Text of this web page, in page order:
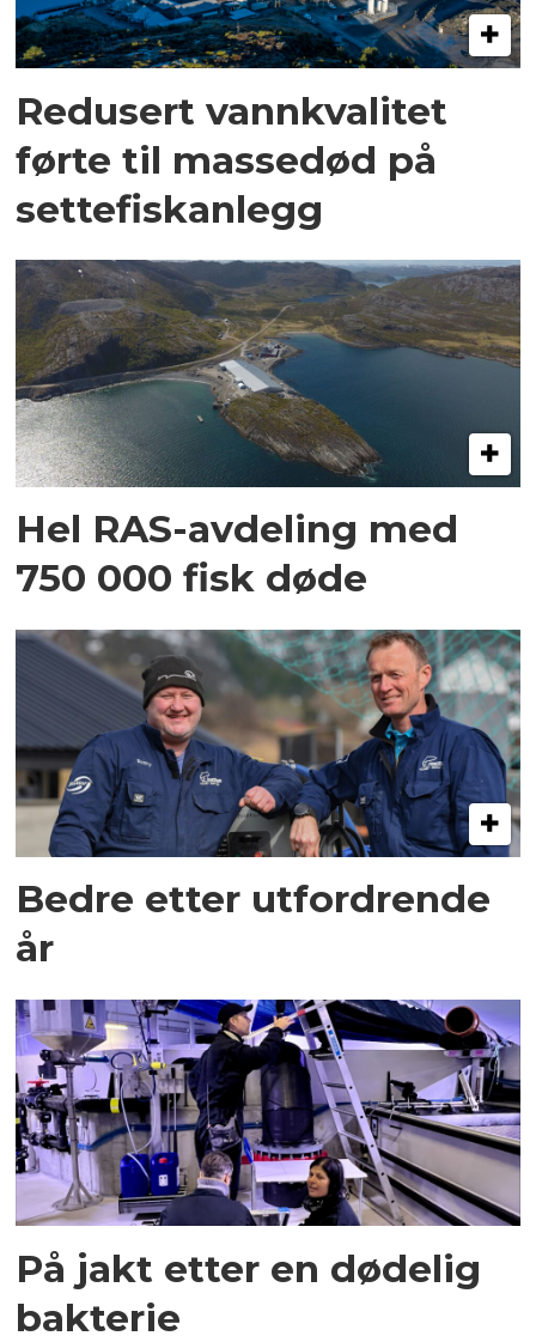
Redusert vannkvalitet
førte til massedød på
settefiskanlegg
Hel RAS-avdeling med
750 000 fisk døde
Bedre etter utfordrende
år
På jakt etter en dødelig
bakterie